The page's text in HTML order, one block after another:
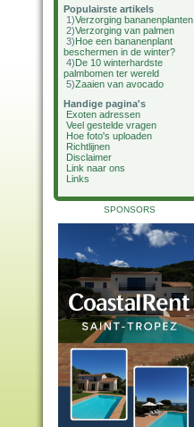
Populairste artikels
1)Verzorging bananenplanten
2)Verzorging van palmen
3)Hoe een bananenplant
beschermen in de winter?
4)De 10 winterhardste
palmbomen ter wereld
5)Zaaien van avocado
Handige pagina's
Exoten adressen
Veel gestelde vragen
Hoe foto's uploaden
Richtlijnen
Disclaimer
Link naar ons
Links
SPONSORS